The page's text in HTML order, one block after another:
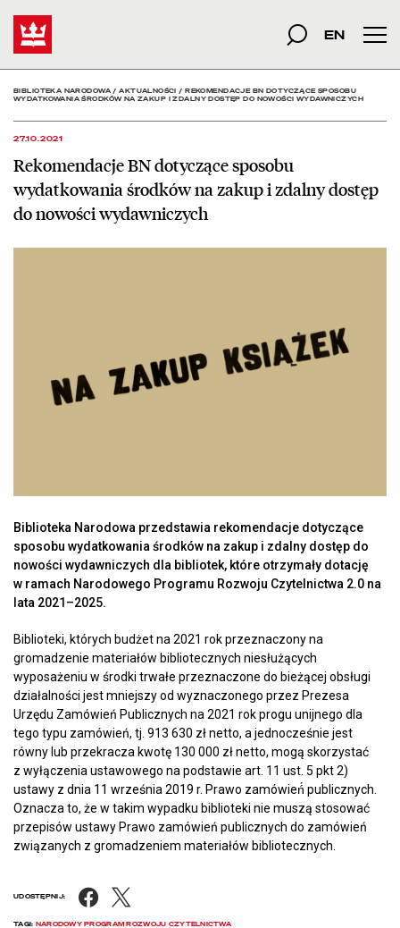
Rekomendacje BNszukana fraza
Szukaj
EN
BIBLIOTEKA NARODOWA/AKTUALNOŚCI /REKOMENDACJE BN DOTYCZĄCE SPOSOBU
WYDATKOWANIA ŚRODKÓW NA ZAKUP I ZDALNY DOSTĘP DO NOWOŚCI WYDAWNICZYCH
27.10.2021
Rekomendacje BN dotyczące sposobu
wydatkowania środków na zakup i zdalny dostęp
do nowości wydawniczych
Biblioteka Narodowa przedstawia rekomendacje dotyczące
sposobu wydatkowania środków na zakup i zdalny dostęp do
nowości wydawniczych dla bibliotek, które otrzymały dotację
w ramach Narodowego Programu Rozwoju Czytelnictwa 2.0 na
lata 2021–2025.
Biblioteki, których budżet na 2021 rok przeznaczony na
gromadzenie materiałów bibliotecznych niesłużących
wyposażeniu w środki trwałe przeznaczone do bieżącej obsługi
działalności jest mniejszy od wyznaczonego przez Prezesa
Urzędu Zamówień Publicznych na 2021 rok progu unijnego dla
tego typu zamówień, tj. 913 630 zł netto, a jednocześnie jest
równy lub przekracza kwotę 130 000 zł netto, mogą skorzystać
z wyłączenia ustawowego na podstawie art. 11 ust. 5 pkt 2)
ustawy z dnia 11 września 2019 r. Prawo zamówień́ publicznych.
Oznacza to, że w takim wypadku biblioteki nie muszą stosować
przepisów ustawy Prawo zamówień publicznych do zamówień
związanych z gromadzeniem materiałów bibliotecznych.
UDOSTĘPNIJ: Facebook
TAGI: NARODOWY PROGRAM ROZWOJU CZYTELNICTWA